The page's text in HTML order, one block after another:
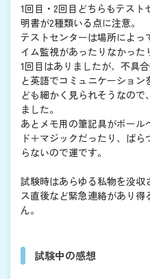
1回目・2回目どちらもテス
明書が2種類いる点に注意。
テストセンターは場所によ
イム監視があったりなかった
1回目はありましたが、不具
と英語でコミュニケーショ
ども細かく見られそうなの
ました。
あとメモ用の筆記具がボー
ド＋マジックだったり、ば
らないので運です。
試験時はあらゆる私物を没
ス直後など緊急連絡があり
ん。
試験中の感想